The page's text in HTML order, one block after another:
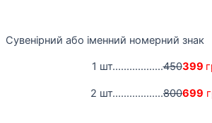
Сувенірний або іменний номерний знак
1 шт..................450399
2 шт..................800699